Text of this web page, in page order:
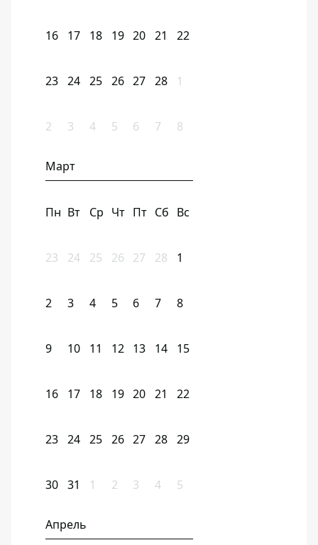
16 17 18 19 20 21 22
23 24 25 26 27 28 1
2 3 4 5 6 7 8
Март
Пн Вт Ср Чт Пт Сб Вс
23 24 25 26 27 28 1
2 3 4 5 6 7 8
9 10 11 12 13 14 15
16 17 18 19 20 21 22
23 24 25 26 27 28 29
30 31 1 2 3 4 5
Апрель